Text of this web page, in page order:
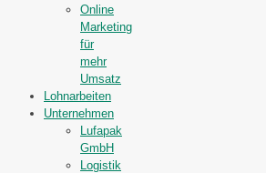
Online
Marketing
für
mehr
Umsatz
Lohnarbeiten
Unternehmen
Lufapak
GmbH
Logistik